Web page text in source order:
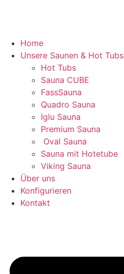
Home
Unsere Saunen & Hot Tubs
Hot Tubs
Sauna CUBE
FassSauna
Quadro Sauna
Iglu Sauna
Premium Sauna
Oval Sauna
Sauna mit Hotetube
Viking Sauna
Über uns
Konfigurieren
Kontakt